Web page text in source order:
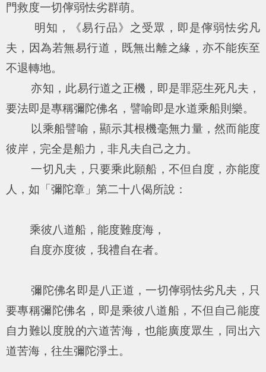
門救度一切儜弱怯劣群萌。
明知，《易行品》之受眾，即是儜弱怯劣凡
夫，因為若無易行道，既無出離之緣，亦不能疾至
不退轉地。
亦知，此易行道之正機，即是罪惡生死凡夫，
要法即是專稱彌陀佛名，譬喻即是水道乘船則樂。
以乘船譬喻，顯示其根機毫無力量，然而能度
彼岸，完全是船力，非凡夫自己之力。
一切凡夫，只要乘此願船，不但自度，亦能度
人，如「彌陀章」第二十八偈所說：
乘彼八道船，能度難度海，
自度亦度彼，我禮自在者。
彌陀佛名即是八正道，一切儜弱怯劣凡夫，只
要專稱彌陀佛名，即是乘彼八道船，不但自己能度
自力難以度脫的六道苦海，也能廣度眾生，同出六
道苦海，往生彌陀淨土。